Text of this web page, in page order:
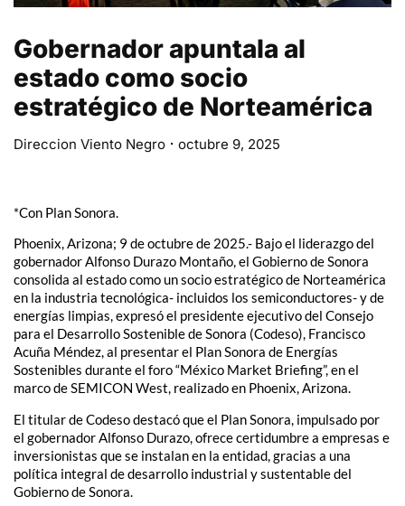
Gobernador apuntala al
estado como socio
estratégico de Norteamérica
Direccion Viento Negro octubre 9, 2025
*Con Plan Sonora.
Phoenix, Arizona; 9 de octubre de 2025.- Bajo el liderazgo del
gobernador Alfonso Durazo Montaño, el Gobierno de Sonora
consolida al estado como un socio estratégico de Norteamérica
en la industria tecnológica- incluidos los semiconductores- y de
energías limpias, expresó el presidente ejecutivo del Consejo
para el Desarrollo Sostenible de Sonora (Codeso), Francisco
Acuña Méndez, al presentar el Plan Sonora de Energías
Sostenibles durante el foro “México Market Briefing”, en el
marco de SEMICON West, realizado en Phoenix, Arizona.
El titular de Codeso destacó que el Plan Sonora, impulsado por
el gobernador Alfonso Durazo, ofrece certidumbre a empresas e
inversionistas que se instalan en la entidad, gracias a una
política integral de desarrollo industrial y sustentable del
Gobierno de Sonora.